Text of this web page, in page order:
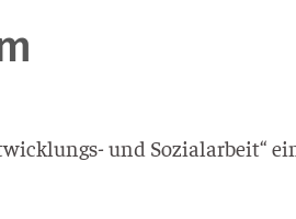
und Sozi­al­ar­beit“